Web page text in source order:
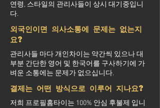
연령, 스타일의 관리사들이 상시 대기중입니
다.
외국인이면 의사소통에 문제는 없는지
요?
관리사들 마다 개인차이는 약간씩 있으나 대
부분 간단한 영어 및 한국어를 구사하기에 가
벼운 소통에는 문제가 없으십니다.
결제는 어떤 방식으로 이루어 지나요?
저희 프로필홈타이는 100% 안심 후불제 입니